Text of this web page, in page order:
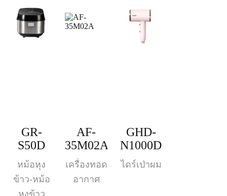
GR-
S50D
หม้อหุง
ข้าว-หม้อ
หุงข้าว
AF-
35M02A
เครื่องทอด
อากาศ
GHD-
N1000D
ไดร์เป่าผม